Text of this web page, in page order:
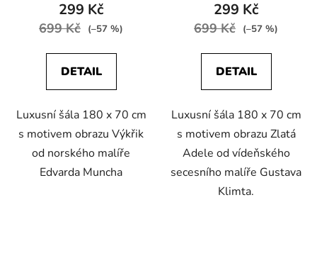
299 Kč
699 Kč (–57 %)
DETAIL
Luxusní šála 180 x 70 cm
s motivem obrazu Výkřik
od norského malíře
Edvarda Muncha
299 Kč
699 Kč (–57 %)
DETAIL
Luxusní šála 180 x 70 cm
s motivem obrazu Zlatá
Adele od vídeňského
secesního malíře Gustava
Klimta.